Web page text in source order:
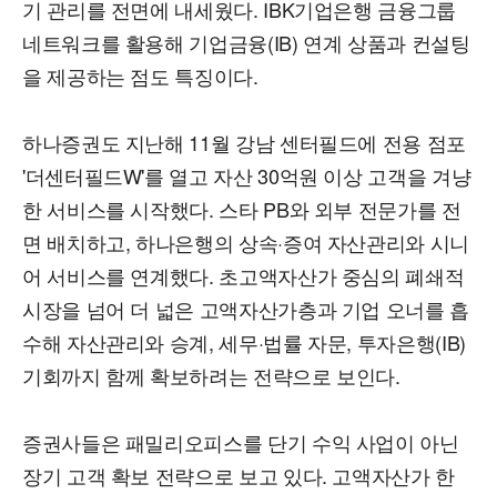
기 관리를 전면에 내세웠다. IBK기업은행 금융그룹
네트워크를 활용해 기업금융(IB) 연계 상품과 컨설팅
을 제공하는 점도 특징이다.
하나증권도 지난해 11월 강남 센터필드에 전용 점포
'더센터필드W'를 열고 자산 30억원 이상 고객을 겨냥
한 서비스를 시작했다. 스타 PB와 외부 전문가를 전
면 배치하고, 하나은행의 상속·증여 자산관리와 시니
어 서비스를 연계했다. 초고액자산가 중심의 폐쇄적
시장을 넘어 더 넓은 고액자산가층과 기업 오너를 흡
수해 자산관리와 승계, 세무·법률 자문, 투자은행(IB)
기회까지 함께 확보하려는 전략으로 보인다.
증권사들은 패밀리오피스를 단기 수익 사업이 아닌
장기 고객 확보 전략으로 보고 있다. 고액자산가 한